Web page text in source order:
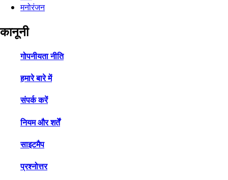
मनोरंजन
कानूनी
गोपनीयता नीति
हमारे बारे में
संपर्क करें
नियम और शर्तें
साइटमैप
प्रश्नोत्तर